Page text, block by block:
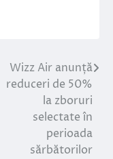
Wizz Air anunță
reduceri de 50%
la zboruri
selectate în
perioada
sărbătorilor